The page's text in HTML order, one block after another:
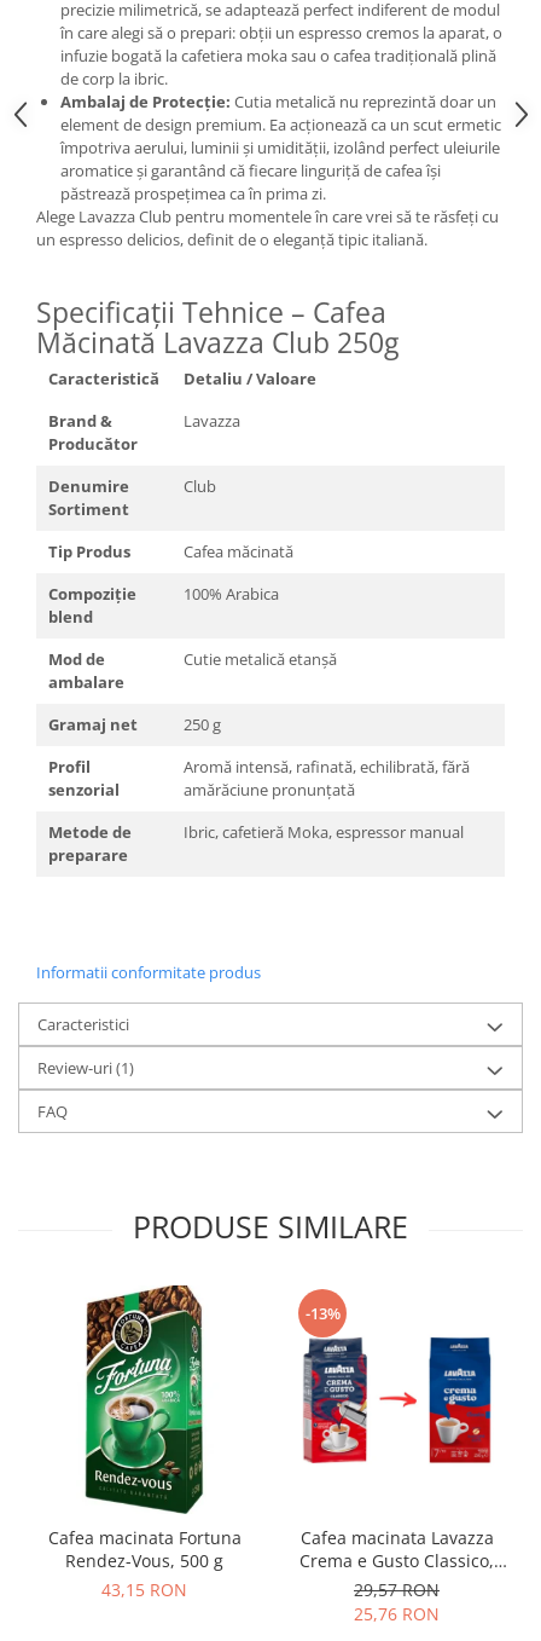
precizie milimetrică, se adaptează perfect indiferent de modul
în care alegi să o prepari: obții un espresso cremos la aparat, o
infuzie bogată la cafetiera moka sau o cafea tradițională plină
de corp la ibric.
Ambalaj de Protecție: Cutia metalică nu reprezintă doar un
element de design premium. Ea acționează ca un scut ermetic
împotriva aerului, luminii și umidității, izolând perfect uleiurile
aromatice și garantând că fiecare linguriță de cafea își
păstrează prospețimea ca în prima zi.
Alege Lavazza Club pentru momentele în care vrei să te răsfeți cu
un espresso delicios, definit de o eleganță tipic italiană.
Specificații Tehnice – Cafea
Măcinată Lavazza Club 250g
Caracteristică
Detaliu / Valoare
Brand &
Producător
Lavazza
Denumire
Sortiment
Club
Tip Produs
Cafea măcinată
Compoziție
blend
100% Arabica
Mod de
ambalare
Cutie metalică etanșă
Gramaj net
250 g
Profil
senzorial
Aromă intensă, rafinată, echilibrată, fără
amărăciune pronunțată
Metode de
preparare
Ibric, cafetieră Moka, espressor manual
Informatii conformitate produs
Caracteristici
Review-uri(1)
FAQ
PRODUSE SIMILARE
Cafea macinata Fortuna
Rendez-Vous, 500 g
43,15 RON
-13%
Cafea macinata Lavazza
Crema e Gusto Classico,
250g
29,57 RON
25,76 RON